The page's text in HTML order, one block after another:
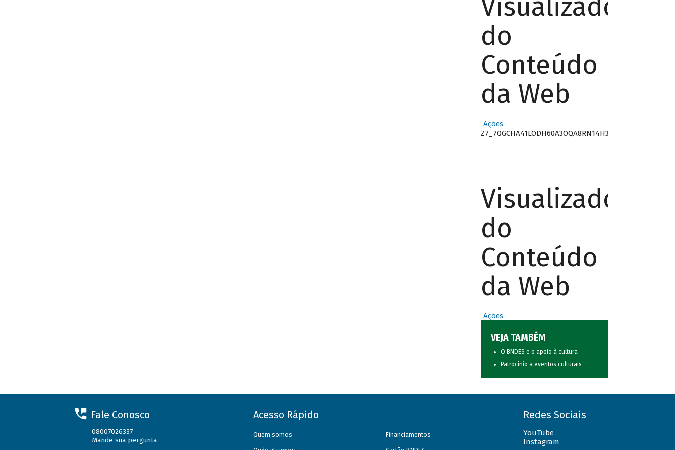
Visualizador
do
Conteúdo
da Web
Ações
Z7_7QGCHA41LODH60A3OQA8RN14H3
Visualizador
do
Conteúdo
da Web
Ações
VEJA TAMBÉM
O BNDES e o apoio à cultura
Patrocínio a eventos culturais
Fale Conosco
08007026337
Mande sua pergunta
Acesso Rápido
Quem somos Financiamentos
Redes Sociais
YouTube
Instagram